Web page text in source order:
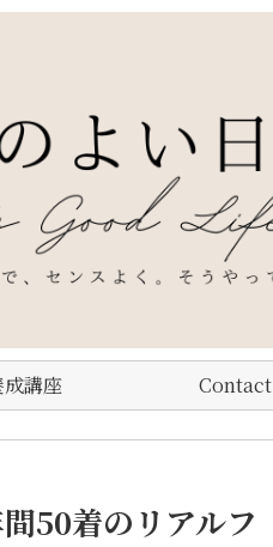
成講座 Contact
50着のリアルフ